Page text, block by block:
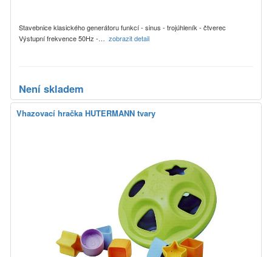
Stavebnice klasického generátoru funkcí - sinus - trojúhleník - čtverec
Výstupní frekvence 50Hz -… zobrazit detail
Není skladem
Vhazovací hračka HUTERMANN tvary